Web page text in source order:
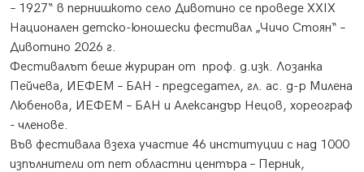
– 1927“ в пернишкото село Дивотино се проведе ХХIХ
Национален детско-юношески фестивал „Чичо Стоян“ –
Дивотино 2026 г.
Фестивалът беше журиран от проф. д.изк. Лозанка
Пейчева, ИЕФЕМ – БАН - председател, гл. ас. д-р Милена
Любенова, ИЕФЕМ – БАН и Александър Нецов, хореограф
- членове.
Във фестивала взеха участие 46 институции с над 1000
изпълнители от пет областни центъра – Перник,